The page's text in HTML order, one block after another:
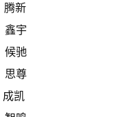
腾新
鑫宇
候驰
思尊
成凯